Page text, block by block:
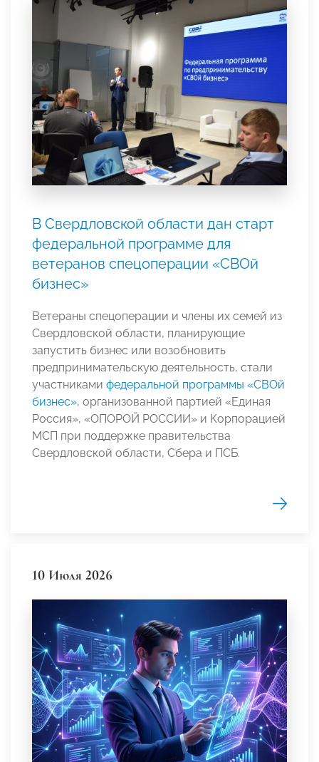
В Свердловской области дан старт
федеральной программе для
ветеранов спецоперации «СВОй
бизнес»
Ветераны спецоперации и члены их семей из
Свердловской области, планирующие
запустить бизнес или возобновить
предпринимательскую деятельность, стали
участниками федеральной программы «СВОй
бизнес», организованной партией «Единая
Россия», «ОПОРОЙ РОССИИ» и Корпорацией
МСП при поддержке правительства
Свердловской области, Сбера и ПСБ.
10 Июля 2026